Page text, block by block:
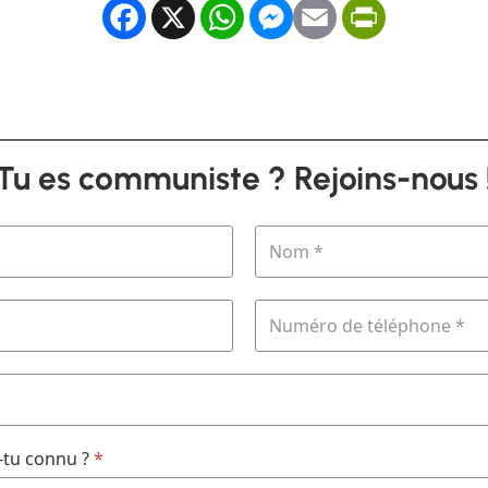
Facebook
X WhatsApp
Messenger
Email
es communiste ? Rejoins-nous
connu ?*